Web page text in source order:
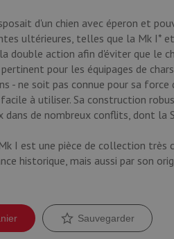
d'un chien avec éperon et
ultérieures, telles que la Mk I*
double action afin d'éviter que le
pour les équipages de
- ne soit pas connue pour sa
à utiliser. Sa construction
dans de nombreux conflits, dont la
I est une pièce de collection très
historique, mais aussi par son
Sauvegarder